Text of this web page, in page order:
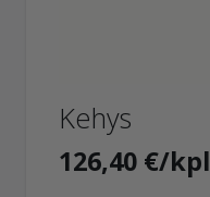
Kehys
126,40 €/kpl